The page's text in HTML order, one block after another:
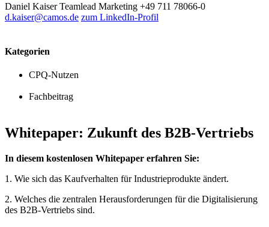
Daniel Kaiser Teamlead Marketing +49 711 78066-0
d.kaiser@camos.de zum LinkedIn-Profil
Kategorien
CPQ-Nutzen
Fachbeitrag
Whitepaper: Zukunft des B2B-Vertriebs
In diesem kostenlosen Whitepaper erfahren Sie:
1. Wie sich das Kaufverhalten für Industrieprodukte ändert.
2. Welches die zentralen Herausforderungen für die Digitalisierung
des B2B-Vertriebs sind.